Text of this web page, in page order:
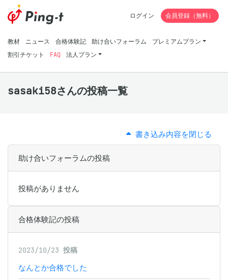
教材 ニュース 合格体験記 助け合いフォーラム
プレミアムプラン
割引チケット
FAQ 法人プラン
ログイン 会員登録（無料）
sasaki58さんの投稿一覧
書き込み内容を閉じる
助け合いフォーラムの投稿
投稿がありません
合格体験記の投稿
2023/10/23 投稿
なんとか合格でした